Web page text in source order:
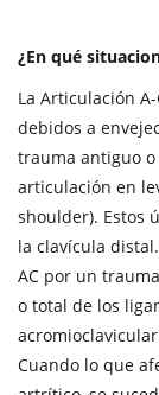
¿En qué
La Articulación
debidos a
trauma antiguo
articulación en
shoulder). Estos
la clavícula
AC por un
o total de los
Cuando lo que